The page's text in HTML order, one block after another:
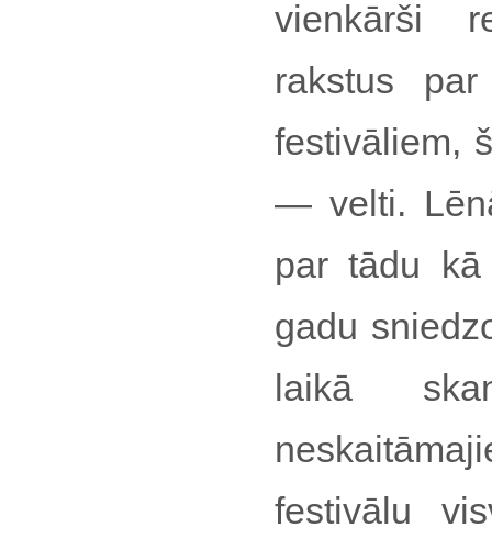
vienkārši
rakstus
festivāliem,
— velti.
par tādu
gadu
laikā
festivālu